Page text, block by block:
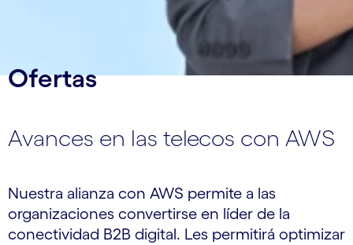
Ofertas
Avances en las telecos con AWS
Nuestra alianza con AWS permite a las
organizaciones convertirse en líder de la
conectividad B2B digital. Les permitirá optimizar